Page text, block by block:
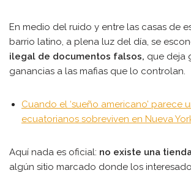
En medio del ruido y entre las casas de
barrio latino, a plena luz del día, se
ilegal de documentos falsos, que deja
ganancias a las mafias que lo controlan.
Cuando el ‘sueño americano’ parece
ecuatorianos sobreviven en Nueva
Aquí nada es oficial: no existe una
algún sitio marcado donde los